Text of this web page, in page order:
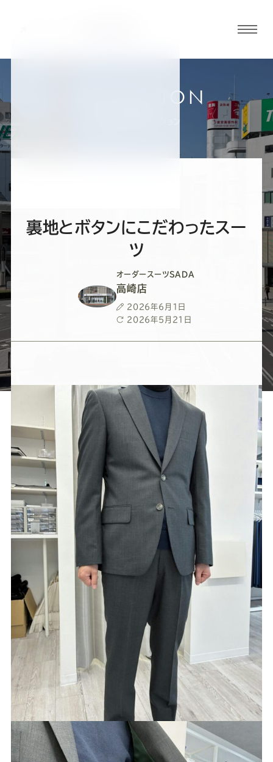
ーボ
タン
ダ
ー
ツ
SADA
の
公
式
Youtube
ス
ー
ツ
SADA
の
公
式
Facebook
ー
ス
ー
ツ
SADA
の
公
式
Twitter
ダ
ー
ス
ー
ツ
SADA
の
公
Instagram
ー
ス
ー
ツ
SADA
の
公
式
LINE
COLLECTION
裏地とボタンにこだわったスー
ツ
オーダースーツSADA
高崎店
投
稿
2026年6月1日
最
2026年5月21日